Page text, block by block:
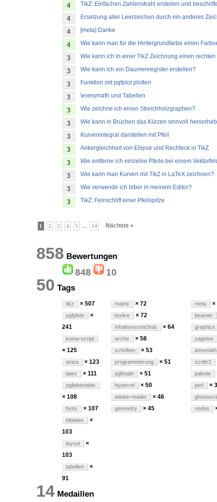
4 TikZ: Einfachen Zahlenstrahl erstellen und
4 Ersetzung aller Leerzeichen durch ein anderes
4 [meta] Danke
4 Wie kann man für die Hintergrundfarbe einen
3 Wie kann ich in einer TikZ Zeichnung einen
3 Wie kann ich ein Daumenregister erstellen?
3 Funktion mit pgfplot plotten
3 \everymath und Tabellen
3 Wie zeichne ich einen Streichholzgraphen?
3 Wie kann in Brüchen das Kürzen sinnvoll
3 Kurvenintegral darstellen mit Pfeil
3 Ankergleichheit von Ellipse und Rechteck in TikZ
3 Wie entferne ich einzelne Pfeile bei einem
3 Wie kann man Kurven mit TikZ in LaTeX zeichnen?
3 Wie verwende ich biber in meinem Editor?
3 TikZ: Feinschliff einer Pfeilspitze
1 2 3 4 5 ... 14 Nächste »
858 Bewertungen
848 10
50 Tags
tikz × 507
pgfplots
×
241
koma-script
× 125
arara × 123
latex × 111
pgfplotstable
× 108
fonts × 107
biblatex
×
103
layout
×
103
tabellen
×
91
matrix × 72
texlive × 72
inhaltsverzeichnis × 64
archiv × 58
schriften × 53
programmierung × 51
pgfmath × 51
hyperref × 50
adobe-reader × 46
geometry × 45
meta ×
beamer
graphicx
sagetex
amsmath
scrlttr2
pakete
perl ×
nodes
14 Medaillen